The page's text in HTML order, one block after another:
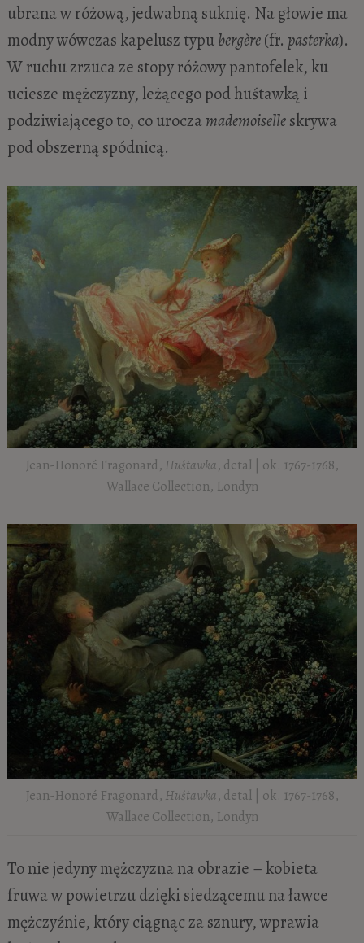
ubrana w różową, jedwabną suknię. Na głowie ma
modny wówczas kapelusz typubergère(fr. pasterka).
W ruchu zrzuca ze stopy różowy pantofelek, ku
uciesze mężczyzny, leżącego pod huśtawką i
podziwiającego to, co uroczamademoiselleskrywa
pod obszerną spódnicą.
Jean-Honoré Fragonard, Huśtawka, detal | ok. 1767-1768,
Wallace Collection, Londyn
Jean-Honoré Fragonard, Huśtawka, detal | ok. 1767-1768,
Wallace Collection, Londyn
To nie jedyny mężczyzna na obrazie – kobieta
fruwa w powietrzu dzięki siedzącemu na ławce
mężczyźnie, który ciągnąc za sznury, wprawia